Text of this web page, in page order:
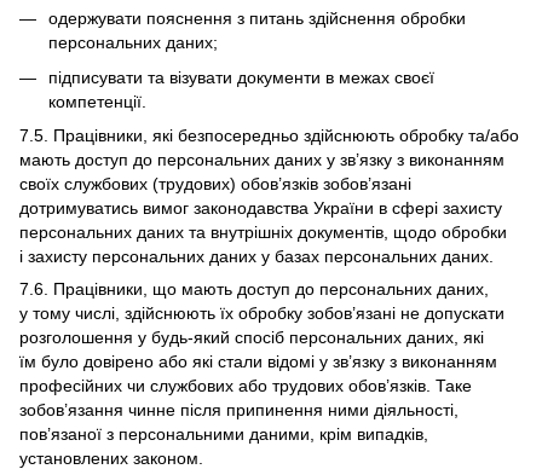
одержувати пояснення з питань здійснення обробки
персональних даних;
підписувати та візувати документи в межах своєї
компетенції.
7.5. Працівники, які безпосередньо здійснюють обробку та/або
мають доступ до персональних даних у зв’язку з виконанням
своїх службових (трудових) обов’язків зобов’язані
дотримуватись вимог законодавства України в сфері захисту
персональних даних та внутрішніх документів, щодо обробки
і захисту персональних даних у базах персональних даних.
7.6. Працівники, що мають доступ до персональних даних,
у тому числі, здійснюють їх обробку зобов’язані не допускати
розголошення у будь-який спосіб персональних даних, які
їм було довірено або які стали відомі у зв’язку з виконанням
професійних чи службових або трудових обов’язків. Таке
зобов’язання чинне після припинення ними діяльності,
пов’язаної з персональними даними, крім випадків,
установлених законом.